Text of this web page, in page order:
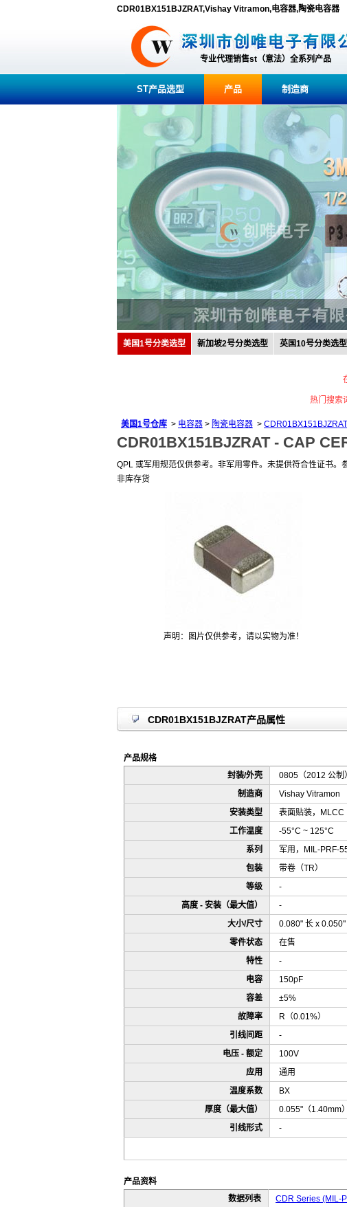
CDR01BX151BJZRAT,Vishay Vitramon,电容器,陶瓷电容器
专业代理销售st（意法）全系列产品
ST产品选型 产品 制造商
美国1号分类选型 新加坡2号分类选型 英国10号分类选型
热门搜索
美国1号仓库 > 电容器 > 陶瓷电容器 > CDR01BX151BJZRAT
CDR01BX151BJZRAT - CAP
QPL 或军用规范仅供参考。非军用零件。未提供符合性证书。
非库存货
声明：图片仅供参考，请以实物为准！
CDR01BX151BJZRAT产品属性
产品规格
封装/外壳
0805（2012 公制）
制造商
Vishay Vitramon
安装类型
表面贴装，MLCC
工作温度
-55°C ~ 125°C
系列
军用，MIL-PRF-
包装
带卷（TR）
等级
-
高度 - 安装（最大值）
-
大小/尺寸
0.080" 长 x 0.050"
零件状态
在售
特性
-
电容
150pF
容差
±5%
故障率
R（0.01%）
引线间距
-
电压 - 额定
100V
应用
通用
温度系数
BX
厚度（最大值）
0.055"（1.40mm）
引线形式
-
产品资料
数据列表
CDR Series (MIL-